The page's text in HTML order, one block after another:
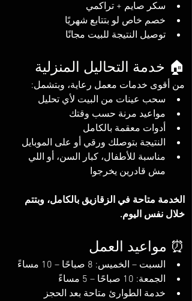
سكر صايم + تراكمي
خصم خاص لو بتتابع شهريًا
توصيل النتيجة للبيت مجانًا
🏠 خدمة التحاليل المنزلية
من أقوى خدمات معمل رعاية، وبتشمل:
سحب عينات من البيت لأي تحليل
مواعيد مرنة حسب وقتك
أدوات معقمة بالكامل
النتيجة بتوصلك ورقي أو على الموبايل
مناسبة للأطفال، كبار السن، أو اللي
مش قادرين يخرجوا
الخدمة متاحة في الزقازيق بالكامل، وبتتم
خلال نفس اليوم.
⏰ مواعيد العمل
السبت – الخميس: 8 صباحًا – 10 مساءً
الجمعة: 10 صباحًا – 5 مساءً
خدمة الطوارئ متاحة بعد الحجز